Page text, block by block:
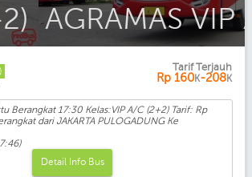
VIP A/C (2+2)
Tarif Terjauh
Rp 160K-208K
Berangkat 17:30 Kelas:VIP A/C (2+2) Tarif: Rp
dari JAKARTA PULOGADUNG Ke
Detail Info Bus